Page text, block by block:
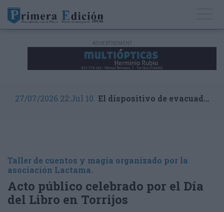
27/07/2026 22:Jul 10. El dispositivo de evacuados más importantes de España por los incendios
Taller de cuentos y magia organizado por la
asociación Lactama.
Acto público celebrado por el Día
del Libro en Torrijos